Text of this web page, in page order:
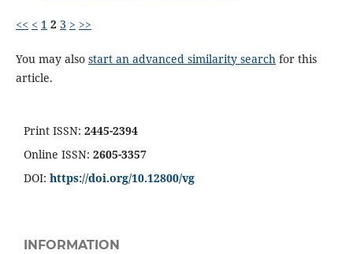
<< < 1 2 3 > >>
You may also start an advanced similarity searchfor this
article.
Print ISSN: 2445-2394
Online ISSN: 2605-3357
DOI: https://doi.org/10.12800/vg
INFORMATION